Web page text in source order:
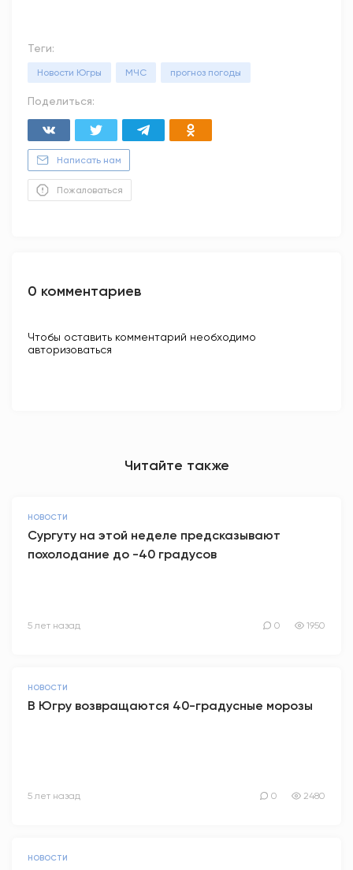
Теги:
Новости Югры МЧС прогноз погоды
Поделиться:
Написать нам
Пожаловаться
0 комментариев
Чтобы оставить комментарий необходимо
авторизоваться
Читайте также
НОВОСТИ
Сургуту на этой неделе предсказывают
похолодание до -40 градусов
5 лет назад 0 1950
НОВОСТИ
В Югру возвращаются 40-градусные морозы
5 лет назад 0 2480
НОВОСТИ